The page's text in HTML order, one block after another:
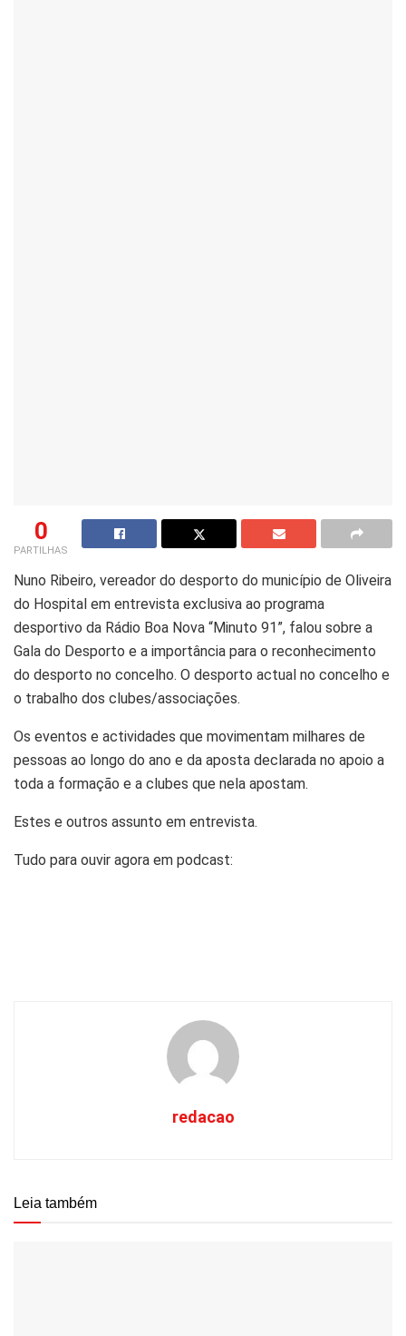
0
PARTILHAS
Nuno Ribeiro, vereador do desporto do município de Oliveira
do Hospital em entrevista exclusiva ao programa
desportivo da Rádio Boa Nova “Minuto 91”, falou sobre a
Gala do Desporto e a importância para o reconhecimento
do desporto no concelho. O desporto actual no concelho e
o trabalho dos clubes/associações.
Os eventos e actividades que movimentam milhares de
pessoas ao longo do ano e da aposta declarada no apoio a
toda a formação e a clubes que nela apostam.
Estes e outros assunto em entrevista.
Tudo para ouvir agora em podcast:
redacao
Leia também